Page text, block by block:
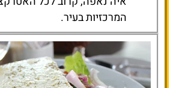
המרכזיות בעיר.